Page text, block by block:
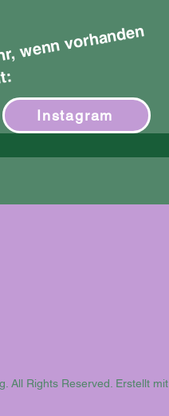
fi
i
v
Instagram
All Rights Reserved. Erstellt mit